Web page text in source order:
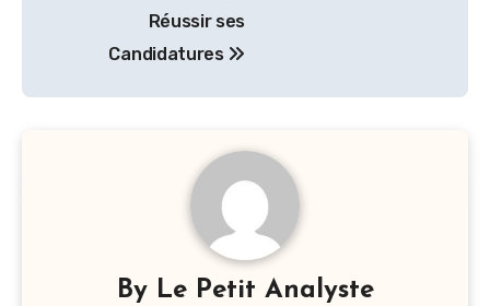
l’article
Réussir ses
Candidatures
By Le Petit Analyste